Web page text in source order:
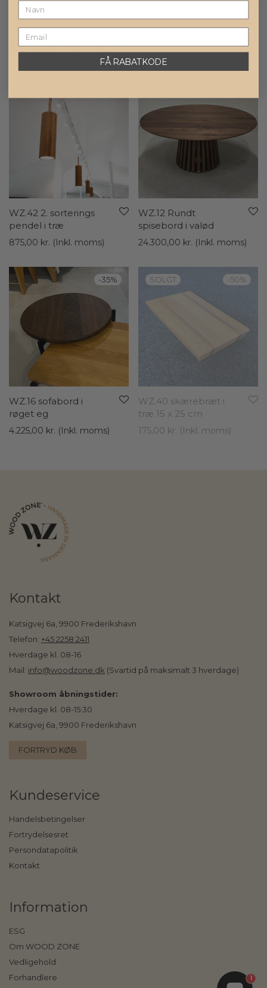
Relaterede varer
WZ.42 2. sorterings
pendel i træ
875,00 kr. (Inkl. moms)
WZ.12 Rundt
spisebord i valød
24.300,00 kr. (Inkl. moms)
-35%
WZ.16 sofabord i
røget eg
4.225,00 kr. (Inkl. moms)
-50%
WZ.40 skærebræt i
træ 15 x 25 cm
175,00 kr. (Inkl. moms)
Kontakt
Katsigvej 6a, 9900 Frederikshavn
Telefon: +45 2258 2411
Hverdage kl. 08-16
Mail: info@woodzone.dk (Svartid på maksimalt 3 hverdage)
Showroom åbningstider:
Hverdage kl. 08-15:30
Katsigvej 6a, 9900 Frederikshavn
FORTRYD KØB
Kundeservice
Handelsbetingelser
Fortrydelsesret
Persondatapolitik
Kontakt
Information
ESG
Om WOOD ZONE
Vedligehold
Forhandlere
1
FÅ RABATKODE